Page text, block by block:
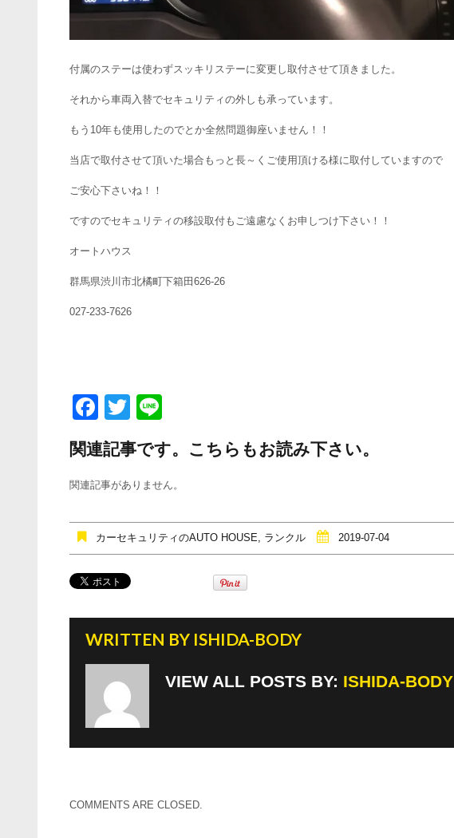
付属のステーは使わずスッキリステーに変更し取付させて頂きました。
それから車両入替でセキュリティの外しも承っています。
もう10年も使用したのでとか全然問題御座いません！！
当店で取付させて頂いた場合もっと長～くご使用頂ける様に取付していますので
ご安心下さいね！！
ですのでセキュリティの移設取付もご遠慮なくお申しつけ下さい！！
オートハウス
群馬県渋川市北橘町下箱田626-26
027-233-7626
F
a
c
e
o
o
k
T
tt
er
e
関連記事です。こちらもお読み下さい。
関連記事がありません。
カーセキュリティのAUTO HOUSE ランクル 2019-07-04
WRITTEN BY ISHIDA-BODY
VIEW ALL POSTS BY: ISHIDA-BODY
COMMENTS ARE CLOSED.